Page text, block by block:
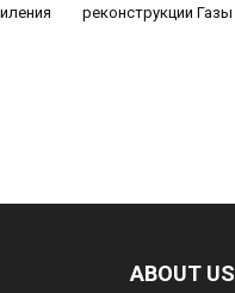
реконструкции Газы
ABOUT US